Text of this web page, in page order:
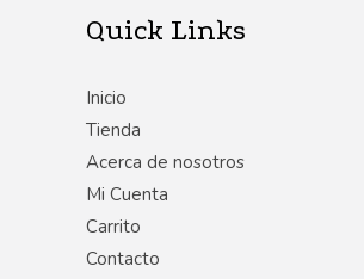
Quick Links
Inicio
Tienda
Acerca de nosotros
Mi Cuenta
Carrito
Contacto